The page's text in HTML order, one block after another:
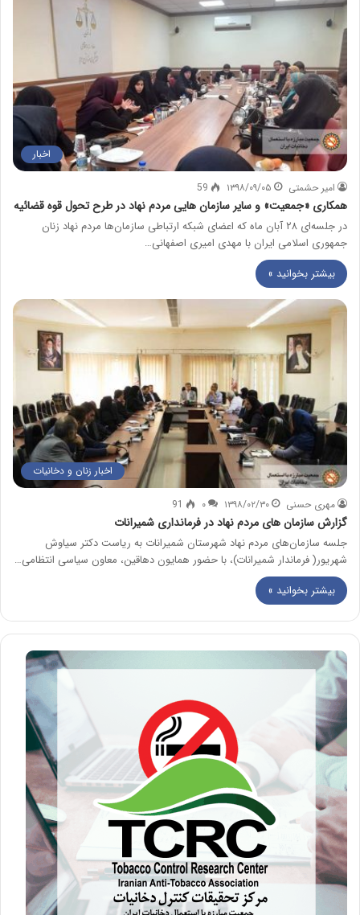
اخبار
امیر حشمتی ۱۳۹۸/۰۹/۰۵ 59
همکاری «جمعیت» و سایر سازمان هایی مردم نهاد در طرح تحول قوه قضائیه
در جلسه‌ای ۲۸ آبان ماه که اعضای شبکه ارتباطی سازمان‌ها مردم نهاد زنان
جمهوری اسلامی ایران با مهدی امیری اصفهانی…
بیشتر بخوانید »
اخبار زنان و دخانیات
مهری حسنی ۱۳۹۸/۰۲/۳۰ ۰ 91
گزارش سازمان های مردم نهاد در فرمانداری شمیرانات
جلسه سازمان‌های مردم نهاد شهرستان شمیرانات به ریاست دکتر سیاوش
شهریور( فرماندار شمیرانات)، با حضور همایون دهاقین، معاون سیاسی انتظامی…
بیشتر بخوانید »